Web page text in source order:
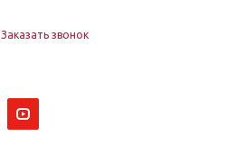
Заказать звонок